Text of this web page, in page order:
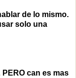
de lo mismo.
solo una
PERO can es mas